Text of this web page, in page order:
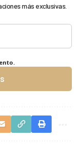
más exclusivas.